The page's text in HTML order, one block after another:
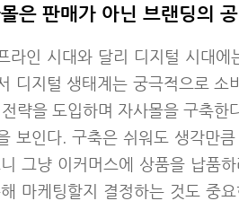
은 판매가 아닌 브랜딩의
라인 시대와 달리 디지털 시대
디지털 생태계는 궁극적으로 소
략을 도입하며 자사몰을 구축
보인다. 구축은 쉬워도 생각만
그냥 이커머스에 상품을 납품
마케팅할지 결정하는 것도 중